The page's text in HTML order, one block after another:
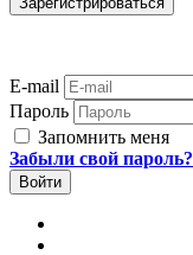
E-mail
Пароль
Запомнить меня
Забыли свой пароль?